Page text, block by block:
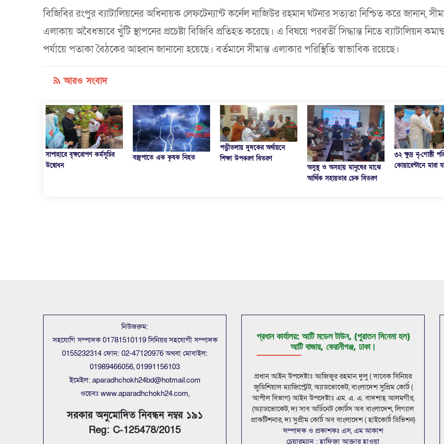
বিজিবির রংপুর ব্যাটালিয়নের অধিনায়ক লেফটেন্যান্ট কর্নেল নাজিউর রহমান ঘটনার সত্যতা নিশ্চিত করে জানান,
এলাকায় অবৈধভাবে খুঁটি স্থাপনের প্রচেষ্টা বিজিবি প্রতিহত করেছে। এ বিষয়ে পরবর্তী সিদ্ধান্ত নিতে ব্যাটালিয়ন
পর্যায়ে পতাকা বৈঠকের আহ্বান জানানো হয়েছে। বর্তমানে সীমান্ত এলাকার পরিস্থিতি স্বাভাবিক রয়েছে।
আরও সংবাদ
বজ্রপাতে এক কৃষক নিহত
পত্নীতলায় দুদকের অর্থায়নে
শিক্ষা উপকরণ বিতরণ
৩২ ক্ষুদ্র নৃ-গোষ্ঠী পরিবার পেল
কোয়ারেন্টানে মারা যাওয়া ছাগল
ণঅভ্যুত্থান দিবসের
এমপির বক্তব্যে
নিউজরুম:
সহযোগি সম্পাদক 01781510119 সিনিয়র সহযোগী সম্পাদক
0155232314 ফোন: 02-47120976 অথবা মোবাইল:
01989466056, 01991156103
ইমেইল: aparadhchokh24bd@hotmail.com
ওয়েবঃ www.aparadhchokh24.com,
সরকার অনুমোদিত নিবন্ধন নম্বর ১৯১
Reg: C-125478/2015
প্রধান কার্যালয়: আটি মডেল টাউন, (পুরাতন সিনেমা হল)
আটি বাজার, কেরানীগঞ্জ, ঢাকা।
প্রধান আইন উপদেষ্টাঃ আজিজুর রহমান দুলু ( সাবেক সিনিয়র
জুডিশিয়াল ম্যাজিস্ট্রেট, অ্যাডভোকেট, বাংলাদেশ সুপ্রিম কোর্ট (
আপীল বিভাগ) আইন উপদেষ্টাঃ এম. এ. এ. বাদশাহ্ আলমগীর,
(অ্যাডভোকেট, দ্য সাব অর্ডিনেট কোর্টস অব বাংলাদেশ, লিগ্যাল
প্রাকটিশনার, দ্য সুপ্রীম কোর্ট অব বাংলাদেশ ( হাইকোর্ট ডিভিশন)
সম্পাদক ও প্রকাশকঃ এস, এম আকাশ
চেয়ারম্যান : হাফিজা আক্তার হাওয়া